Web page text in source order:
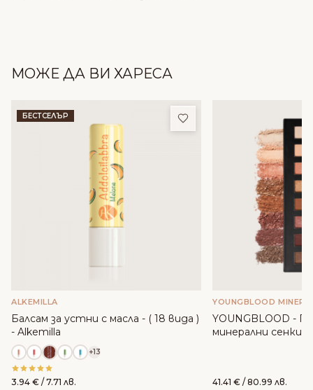
МОЖЕ ДА ВИ ХАРЕСА
БЕСТСЕЛЪР Добави в любими
ALKEMILLA
Балсам за устни с масла - ( 18 вида )
- Alkemilla
+13
3.94 € / 7.71 лв.
YOUNGBLOOD
YOUNGBLOOD -
минерални сенки -
41.41 € / 80.99 лв.